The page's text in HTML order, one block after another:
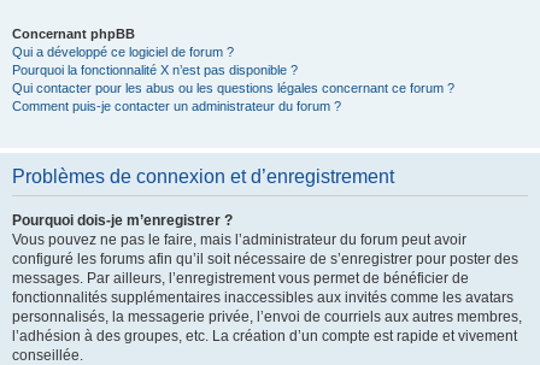
Concernant phpBB
Qui a développé ce logiciel de forum ?
Pourquoi la fonctionnalité X n’est pas disponible ?
Qui contacter pour les abus ou les questions légales concernant ce forum ?
Comment puis-je contacter un administrateur du forum ?
Problèmes de connexion et d’enregistrement
Pourquoi dois-je m’enregistrer ?
Vous pouvez ne pas le faire, mais l’administrateur du forum peut avoir
configuré les forums afin qu’il soit nécessaire de s’enregistrer pour poster des
messages. Par ailleurs, l’enregistrement vous permet de bénéficier de
fonctionnalités supplémentaires inaccessibles aux invités comme les avatars
personnalisés, la messagerie privée, l’envoi de courriels aux autres membres,
l’adhésion à des groupes, etc. La création d’un compte est rapide et vivement
conseillée.